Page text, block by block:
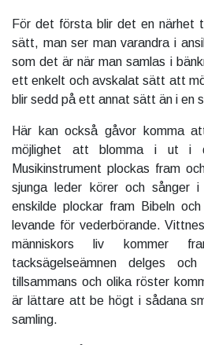
För det första blir det en närhet
sätt, man ser man varandra i
som det är när man samlas i
ett enkelt och avskalat sätt att
blir sedd på ett annat sätt än i en
Här kan också gåvor komma
möjlighet att blomma i ut i
Musikinstrument plockas fram
sjunga leder körer och sånger i
enskilde plockar fram Bibeln
levande för vederbörande.
människors liv kommer
tacksägelseämnen delges
tillsammans och olika röster
är lättare att be högt i sådana
samling.